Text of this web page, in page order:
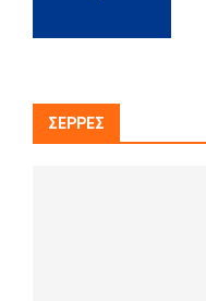
ΣΈΡΡΕΣ